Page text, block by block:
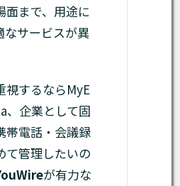
面まで、用途に
なサービスが異
視するならMyE
企業として固
帯電話・会議録
て管理したいの
が有力な